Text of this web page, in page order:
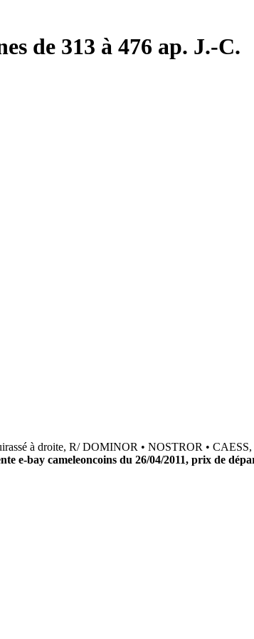
de 313 à 476 ap. J.-C.
à droite, R/ DOMINOR • NOSTROR •
e-bay cameleoncoins du 26/04/2011, prix de